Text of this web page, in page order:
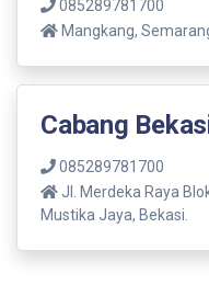
085289781700
Mangkang,
Cabang
085289781700
Jl. Merdeka Raya
Mustika Jaya, Bekasi.